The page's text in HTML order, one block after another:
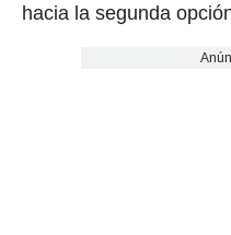
hacia la segunda